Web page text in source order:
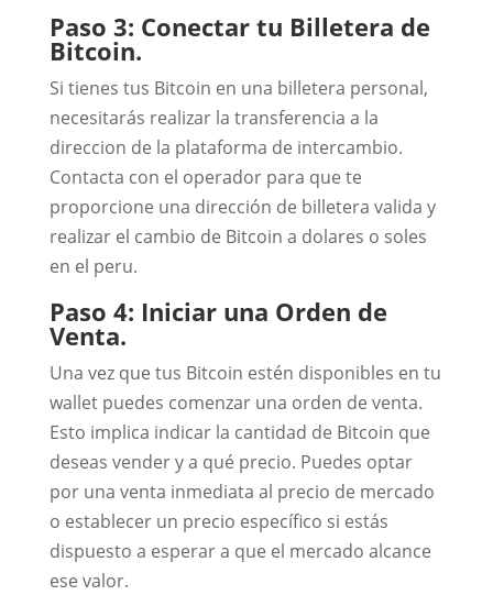
Paso 3: Conectar tu Billetera de
Bitcoin.
Si tienes tus Bitcoin en una billetera personal,
necesitarás realizar la transferencia a la
direccion de la plataforma de intercambio.
Contacta con el operador para que te
proporcione una dirección de billetera valida y
realizar el cambio de Bitcoin a dolares o soles
en el peru.
Paso 4: Iniciar una Orden de
Venta.
Una vez que tus Bitcoin estén disponibles en tu
wallet puedes comenzar una orden de venta.
Esto implica indicar la cantidad de Bitcoin que
deseas vender y a qué precio. Puedes optar
por una venta inmediata al precio de mercado
o establecer un precio específico si estás
dispuesto a esperar a que el mercado alcance
ese valor.